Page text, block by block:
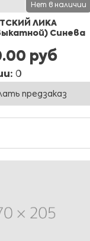
Нет в наличии
ЛИКА
Синева
руб
0
предзаказ